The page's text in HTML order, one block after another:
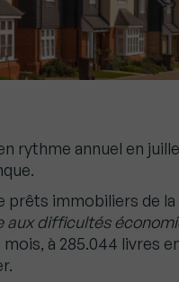
rythme annuel en
prêts immobiliers de
aux difficultés
à 285.044 livres